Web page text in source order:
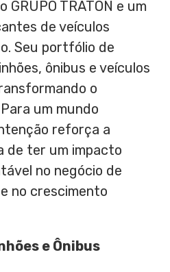
TRATON e um
de veículos
Seu portfólio de
ônibus e veículos
o
um mundo
reforça a
de ter um impacto
no negócio de
no crescimento
e Ônibus